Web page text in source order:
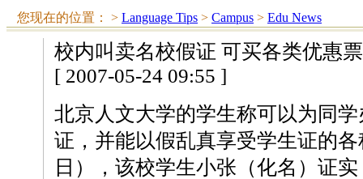
您现在的位置： > Language Tips > Campus > Edu News
校内叫卖名校假证 可买各类优惠票
[ 2007-05-24 09:55 ]
北京人文大学的学生称可以为同
证，并能以假乱真享受学生证的
日），该校学生小张（化名）证